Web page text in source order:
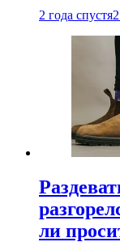
2 года спустя
ли